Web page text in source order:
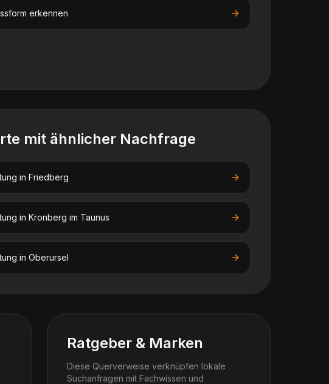
erkennen
mit ähnlicher Nachfrage
in Friedberg
in Kronberg im Taunus
in Oberursel
Ratgeber & Marken
Diese Querverweise verknüpfen lokale
Suchanfragen mit Fachwissen und